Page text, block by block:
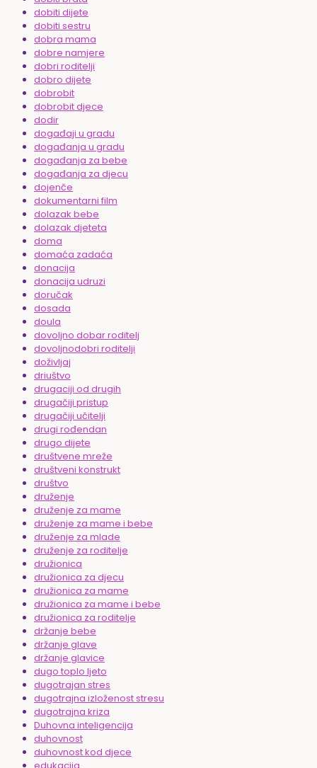
dobiti dijete
dobiti sestru
dobra mama
dobre namjere
dobri roditelji
dobro dijete
dobrobit
dobrobit djece
dodir
događaji u gradu
događanja u gradu
događanja za bebe
događanja za djecu
dojenče
dokumentarni film
dolazak bebe
dolazak djeteta
doma
domaća zadaća
donacija
donacija udruzi
doručak
dosada
doula
dovoljno dobar roditelj
dovoljnodobri roditelji
doživljaj
driuštvo
drugaciji od drugih
drugačiji pristup
drugačiji učitelji
drugi rođendan
drugo dijete
društvene mreže
društveni konstrukt
društvo
druženje
druženje za mame
druženje za mame i bebe
druženje za mlade
druženje za roditelje
družionica
družionica za djecu
družionica za mame
družionica za mame i bebe
družionica za roditelje
držanje bebe
držanje glave
držanje glavice
dugo toplo ljeto
dugotrajan stres
dugotrajna izloženost stresu
dugotrajna kriza
Duhovna inteligencija
duhovnost
duhovnost kod djece